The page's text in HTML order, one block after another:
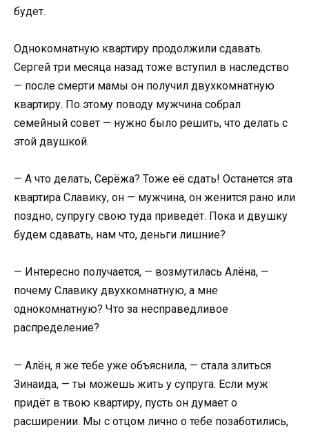
будет.
Однокомнатную квартиру продолжили сдавать.
Сергей три месяца назад тоже вступил в наследство
— после смерти мамы он получил двухкомнатную
квартиру. По этому поводу мужчина собрал
семейный совет — нужно было решить, что делать с
этой двушкой.
— А что делать, Серёжа? Тоже её сдать! Останется эта
квартира Славику, он — мужчина, он женится рано или
поздно, супругу свою туда приведёт. Пока и двушку
будем сдавать, нам что, деньги лишние?
— Интересно получается, — возмутилась Алёна, —
почему Славику двухкомнатную, а мне
однокомнатную? Что за несправедливое
распределение?
— Алён, я же тебе уже объяснила, — стала злиться
Зинаида, — ты можешь жить у супруга. Если муж
придёт в твою квартиру, пусть он думает о
расширении. Мы с отцом лично о тебе позаботились,